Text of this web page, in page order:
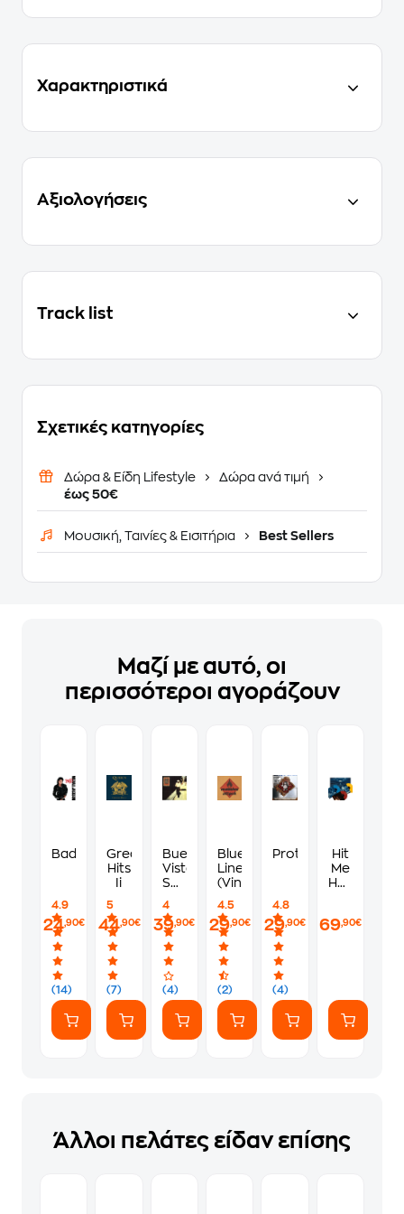
Χαρακτηριστικά
Αξιολογήσεις
Track list
Σχετικές κατηγορίες
Δώρα & Είδη Lifestyle
Δώρα ανά τιμή
έως 50€
Μουσική, Ταινίες & Εισιτήρια Best Sellers
Μαζί με αυτό, οι
περισσότεροι αγοράζουν
Bad
4.9
(14)
24,90€
Greatest
Hits
Ii
5
(7)
44,90€
Buena
Vista
Social
4
(4)
39,90€
Blue
Lines
(Vinyl)
4.5
(2)
29,90€
Protection
4.8
(4)
29,90€
Hit
Me
Hard
-
3LP
Coloured)
69,90€
Άλλοι πελάτες είδαν επίσης